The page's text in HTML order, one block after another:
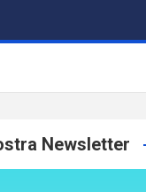
Newsletter